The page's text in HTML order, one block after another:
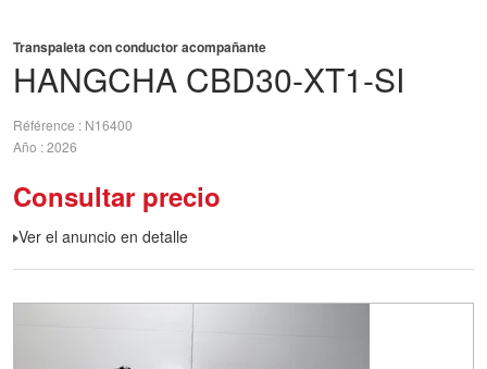
HANGCHA CBD30-XT1-SI
Transpaleta con conductor acompañante
Référence
N16400
Año 2026
Consultar precio
Ver el anuncio en detalle